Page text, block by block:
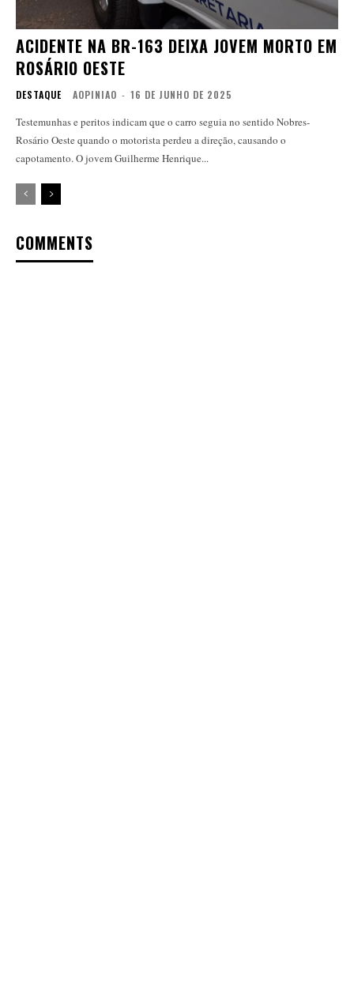
ACIDENTE NA BR-163 DEIXA JOVEM MORTO EM
ROSÁRIO OESTE
DESTAQUE AOPINIAO - 16 DE JUNHO DE 2025
Testemunhas e peritos indicam que o carro seguia no sentido Nobres-
Rosário Oeste quando o motorista perdeu a direção, causando o
capotamento. O jovem Guilherme Henrique...
COMMENTS